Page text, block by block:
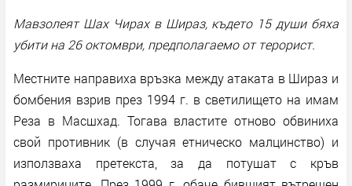
Мавзолеят Шах Чирах в Шираз, където 15 души бяха
убити на 26 октомври, предполагаемо от терорист.
Местните направиха връзка между атаката в Шираз и
бомбения взрив през 1994 г. в светилището на имам
Реза в Масшхад. Тогава властите отново обвиниха
свой противник (в случая етническо малцинство) и
използваха претекста, за да потушат с кръв